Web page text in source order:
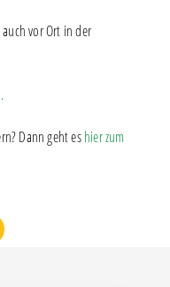
vor Ort in der
Dann geht eshier zum